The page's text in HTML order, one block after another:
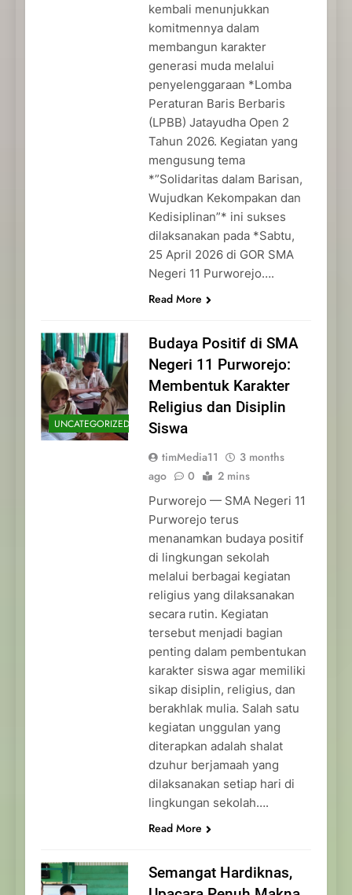
kembali menunjukkan
komitmennya dalam
membangun karakter
generasi muda melalui
penyelenggaraan *Lomba
Peraturan Baris Berbaris
(LPBB) Jatayudha Open 2
Tahun 2026. Kegiatan yang
mengusung tema
*”Solidaritas dalam Barisan,
Wujudkan Kekompakan dan
Kedisiplinan”* ini sukses
dilaksanakan pada *Sabtu,
25 April 2026 di GOR SMA
Negeri 11 Purworejo….
Read More
UNCATEGORIZED
Budaya Positif di SMA
Negeri 11 Purworejo:
Membentuk Karakter
Religius dan Disiplin
Siswa
timMedia11
3 months
ago
0 2 mins
Purworejo — SMA Negeri 11
Purworejo terus
menanamkan budaya positif
di lingkungan sekolah
melalui berbagai kegiatan
religius yang dilaksanakan
secara rutin. Kegiatan
tersebut menjadi bagian
penting dalam pembentukan
karakter siswa agar memiliki
sikap disiplin, religius, dan
berakhlak mulia. Salah satu
kegiatan unggulan yang
diterapkan adalah shalat
dzuhur berjamaah yang
dilaksanakan setiap hari di
lingkungan sekolah….
Read More
Semangat Hardiknas,